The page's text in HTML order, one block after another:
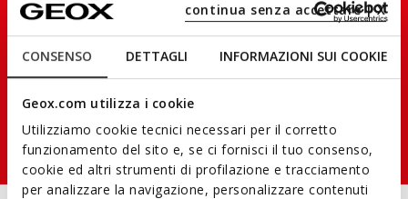
CONSENSO DETTAGLI INFORMAZIONI SUI COOKIE
Geox.com utilizza i cookie
Utilizziamo cookie tecnici necessari per il corretto
funzionamento del sito e, se ci fornisci il tuo consenso,
cookie ed altri strumenti di profilazione e tracciamento
per analizzare la navigazione, personalizzare contenuti
continua senza accettare | X